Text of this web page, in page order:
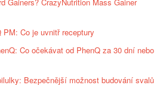
Co je uvnitř receptury
Co očekávat od PhenQ za 30 dní nebo
Bezpečnější možnost budování svalů